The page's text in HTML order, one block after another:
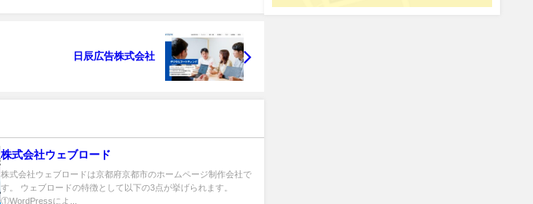
日辰広告株式会社
株式会社ウェブロード
株式会社ウェブロードは京都府京都市のホームページ制作会社で
す。 ウェブロードの特徴として以下の3点が挙げられます。
①WordPressによ...